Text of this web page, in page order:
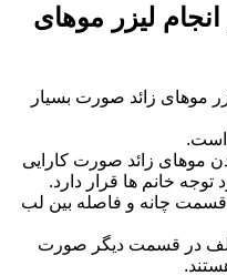
لیزر موهای
موهای زائد صورت بسیار
موهای زائد صورت کارایی
توجه خانم ها قرار دارد.
قسمت چانه و فاصله بین لب
در قسمت دیگر صورت